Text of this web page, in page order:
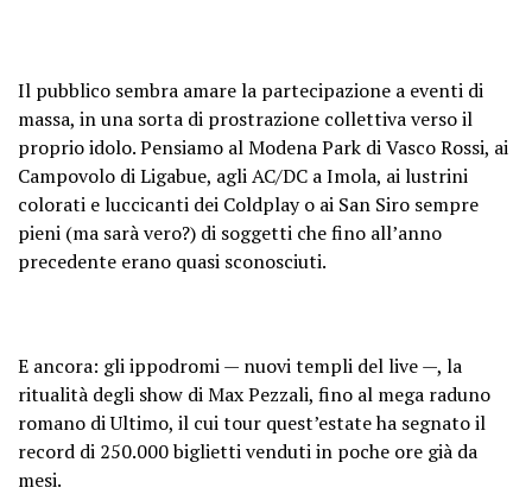
Il pubblico sembra amare la partecipazione a eventi di
massa, in una sorta di prostrazione collettiva verso il
proprio idolo. Pensiamo al Modena Park di Vasco Rossi, ai
Campovolo di Ligabue, agli AC/DC a Imola, ai lustrini
colorati e luccicanti dei Coldplay o ai San Siro sempre
pieni (ma sarà vero?) di soggetti che fino all’anno
precedente erano quasi sconosciuti.
E ancora: gli ippodromi — nuovi templi del live —, la
ritualità degli show di Max Pezzali, fino al mega raduno
romano di Ultimo, il cui tour quest’estate ha segnato il
record di 250.000 biglietti venduti in poche ore già da
mesi.